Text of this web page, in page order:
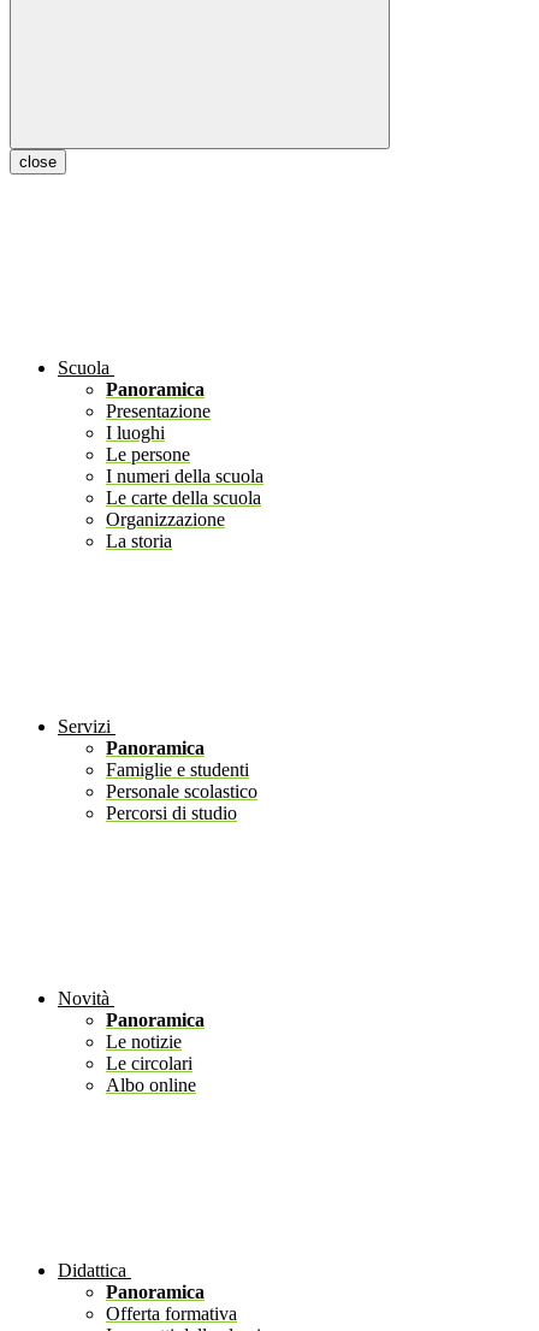
close
Scuola
Panoramica
Presentazione
I luoghi
Le persone
I numeri della scuola
Le carte della scuola
Organizzazione
La storia
Servizi
Panoramica
Famiglie e studenti
Personale scolastico
Percorsi di studio
Novità
Panoramica
Le notizie
Le circolari
Albo online
Didattica
Panoramica
Offerta formativa